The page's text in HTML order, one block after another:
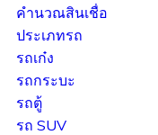
คำนวณสินเชื่อ
ประเภทรถ
รถเก๋ง
รถกระบะ
รถตู้
รถ SUV